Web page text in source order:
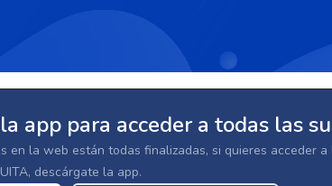
app para acceder a todas las
en la web están todas finalizadas, si quieres acceder
descárgate la app.